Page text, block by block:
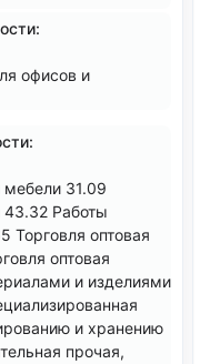
офисов и
мебели 31.09
43.32 Работы
Торговля оптовая
оптовая
и изделиями
и хранению
прочая,